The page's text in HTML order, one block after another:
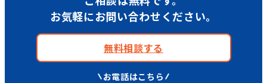
お気軽にお問い合わせください。
無料相談する
お電話はこちら